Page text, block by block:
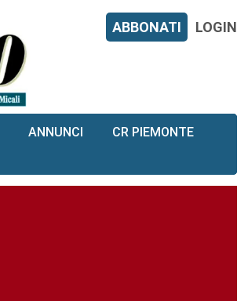
ABBONATI LOGIN
ANNUNCI CR PIEMONTE